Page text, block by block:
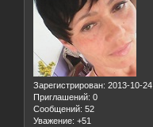
Зарегистрирован: 2013-10-24
Приглашений: 0
Сообщений: 52
Уважение: +51